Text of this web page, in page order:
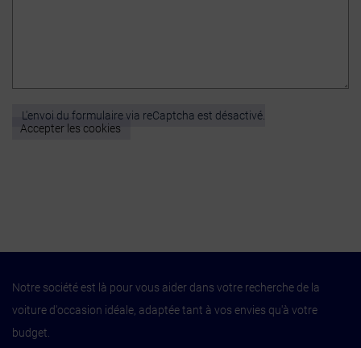
L'envoi du formulaire via reCaptcha est désactivé.
Accepter les cookies
Notre société est là pour vous aider dans votre recherche de la
voiture d'occasion idéale, adaptée tant à vos envies qu'à votre
budget.